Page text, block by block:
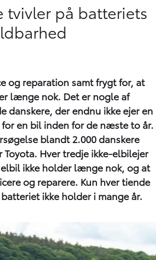
tvivler på batteriets
og reparation samt frygt for, at
længe nok. Det er nogle af
danskere, der endnu ikke ejer en
en bil inden for de næste to år.
blandt 2.000 danskere
Hver tredje ikke-elbilejer
ikke holder længe nok, og at
og reparere. Kun hver tiende
ikke holder i mange år.